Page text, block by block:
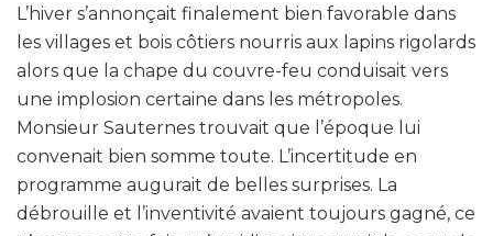
L’hiver s’annonçait finalement bien favorable dans
les villages et bois côtiers nourris aux lapins rigolards
alors que la chape du couvre-feu conduisait vers
une implosion certaine dans les métropoles.
Monsieur Sauternes trouvait que l’époque lui
convenait bien somme toute. L’incertitude en
programme augurait de belles surprises. La
débrouille et l’inventivité avaient toujours gagné, ce